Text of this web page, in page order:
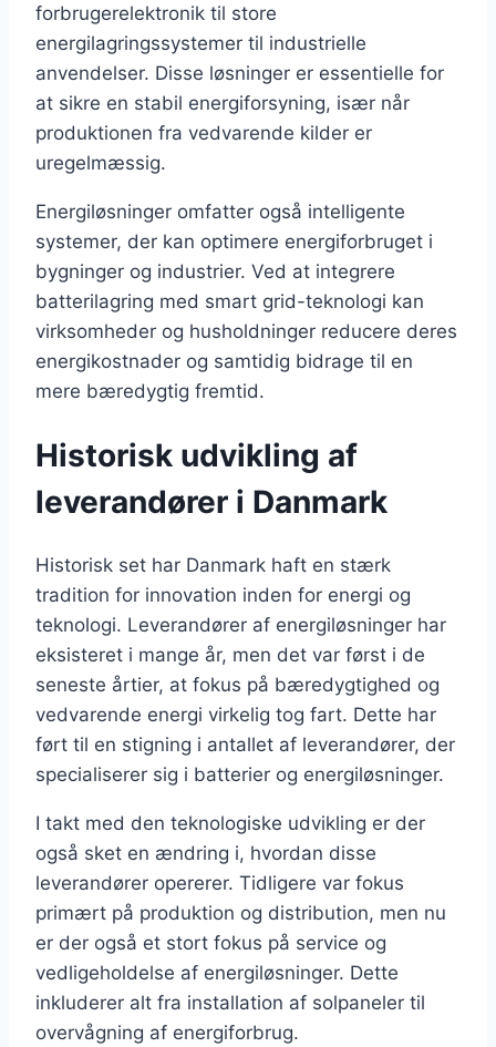
forbrugerelektronik til store
energilagringssystemer til industrielle
anvendelser. Disse løsninger er essentielle for
at sikre en stabil energiforsyning, især når
produktionen fra vedvarende kilder er
uregelmæssig.
Energiløsninger omfatter også intelligente
systemer, der kan optimere energiforbruget i
bygninger og industrier. Ved at integrere
batterilagring med smart grid-teknologi kan
virksomheder og husholdninger reducere deres
energikostnader og samtidig bidrage til en
mere bæredygtig fremtid.
Historisk udvikling af
leverandører i Danmark
Historisk set har Danmark haft en stærk
tradition for innovation inden for energi og
teknologi. Leverandører af energiløsninger har
eksisteret i mange år, men det var først i de
seneste årtier, at fokus på bæredygtighed og
vedvarende energi virkelig tog fart. Dette har
ført til en stigning i antallet af leverandører, der
specialiserer sig i batterier og energiløsninger.
I takt med den teknologiske udvikling er der
også sket en ændring i, hvordan disse
leverandører opererer. Tidligere var fokus
primært på produktion og distribution, men nu
er der også et stort fokus på service og
vedligeholdelse af energiløsninger. Dette
inkluderer alt fra installation af solpaneler til
overvågning af energiforbrug.